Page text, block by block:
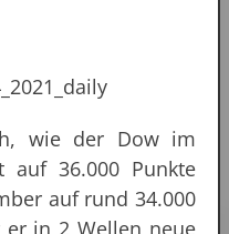
wie der Dow im
auf 36.000 Punkte
auf rund 34.000